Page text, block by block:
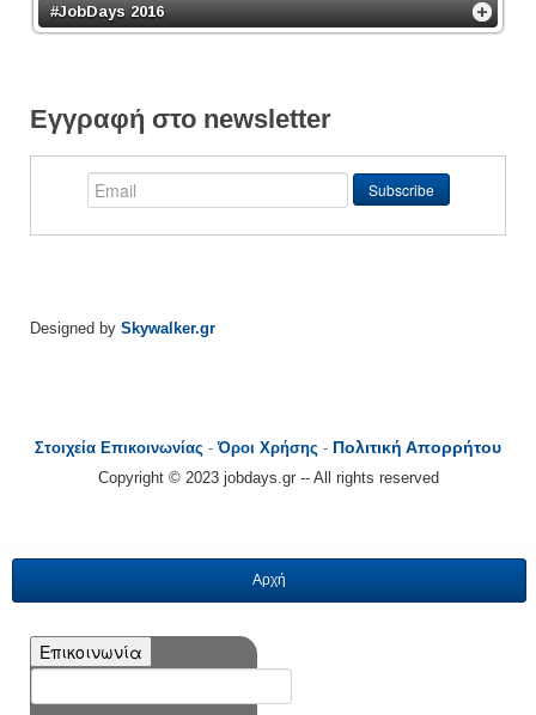
#JobDays 2016
Εγγραφή στο newsletter
Designed by Skywalker.gr
Στοιχεία Επικοινωνίας -Όροι Χρήσης - Πολιτική Απορρήτου
Copyright © 2023 jobdays.gr -- All rights reserved
Αρχή